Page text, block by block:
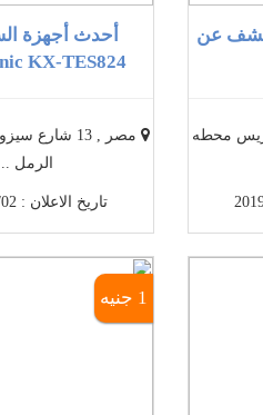
عن
محطه
أحدث أجهزة
KX-TES824 ..
مصر , 13
الرمل ..
تاريخ الاعلان : 2019/10/02
1 جنيه